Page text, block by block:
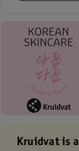
Kruidvat is